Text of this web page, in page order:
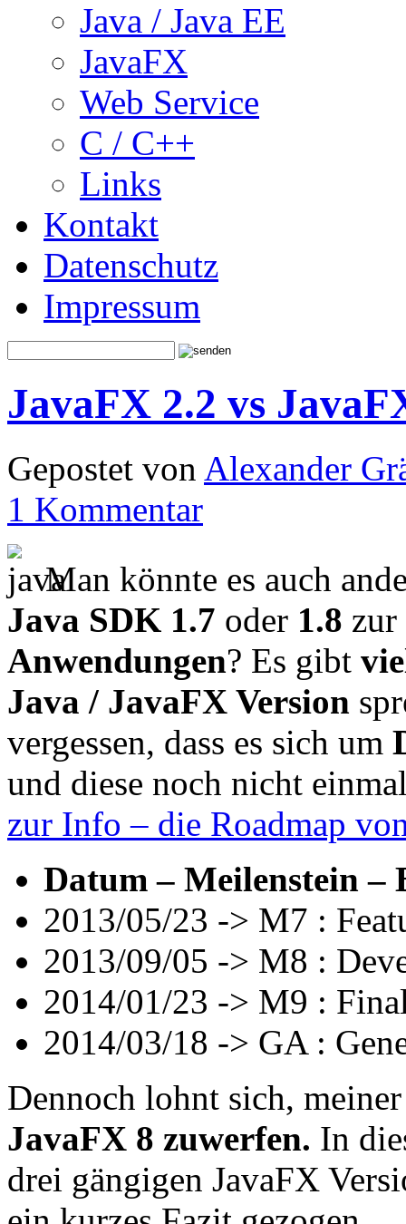
Java / Java EE
JavaFX
Web Service
C / C++
Links
Kontakt
Datenschutz
Impressum
JavaFX 2.2 vs
Gepostet von Alexander
1 Kommentar
Man könnte es auch
Java SDK 1.7 oder 1.8 zur
Anwendungen? Es gibt
Java / JavaFX Version
vergessen, dass es sich um
und diese noch nicht
zur Info – die Roadmap
Datum – Meilenstein –
2013/05/23 -> M7 :
2013/09/05 -> M8 :
2014/01/23 -> M9 :
2014/03/18 -> GA :
Dennoch lohnt sich,
JavaFX 8 zuwerfen. In
drei gängigen JavaFX